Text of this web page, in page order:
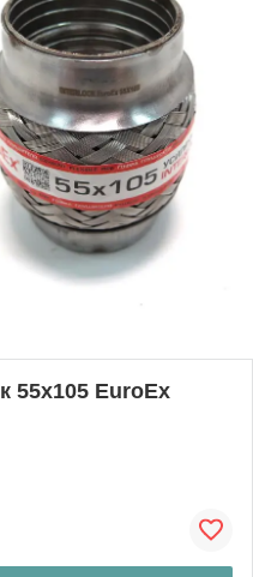
55x105 EuroEx